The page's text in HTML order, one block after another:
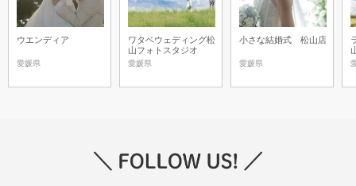
ウエンディア
愛媛県
ワタベウェディング松
山フォトスタジオ
愛媛県
小さな結婚式 松山店
愛媛県